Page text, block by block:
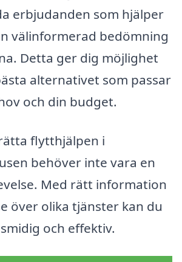
erbjudanden som hjälper
välinformerad bedömning
Detta ger dig möjlighet
alternativet som passar
och din budget.
flytthjälpen i
behöver inte vara en
Med rätt information
över olika tjänster kan du
och effektiv.